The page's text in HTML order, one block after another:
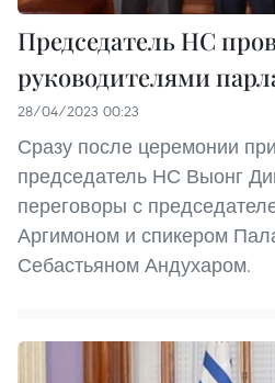
Председатель НС
руководителями
28/04/2023 00:23
Сразу после церемонии
председатель НС Выонг
переговоры с
Аргимоном и спикером
Себастьяном Андухаром.